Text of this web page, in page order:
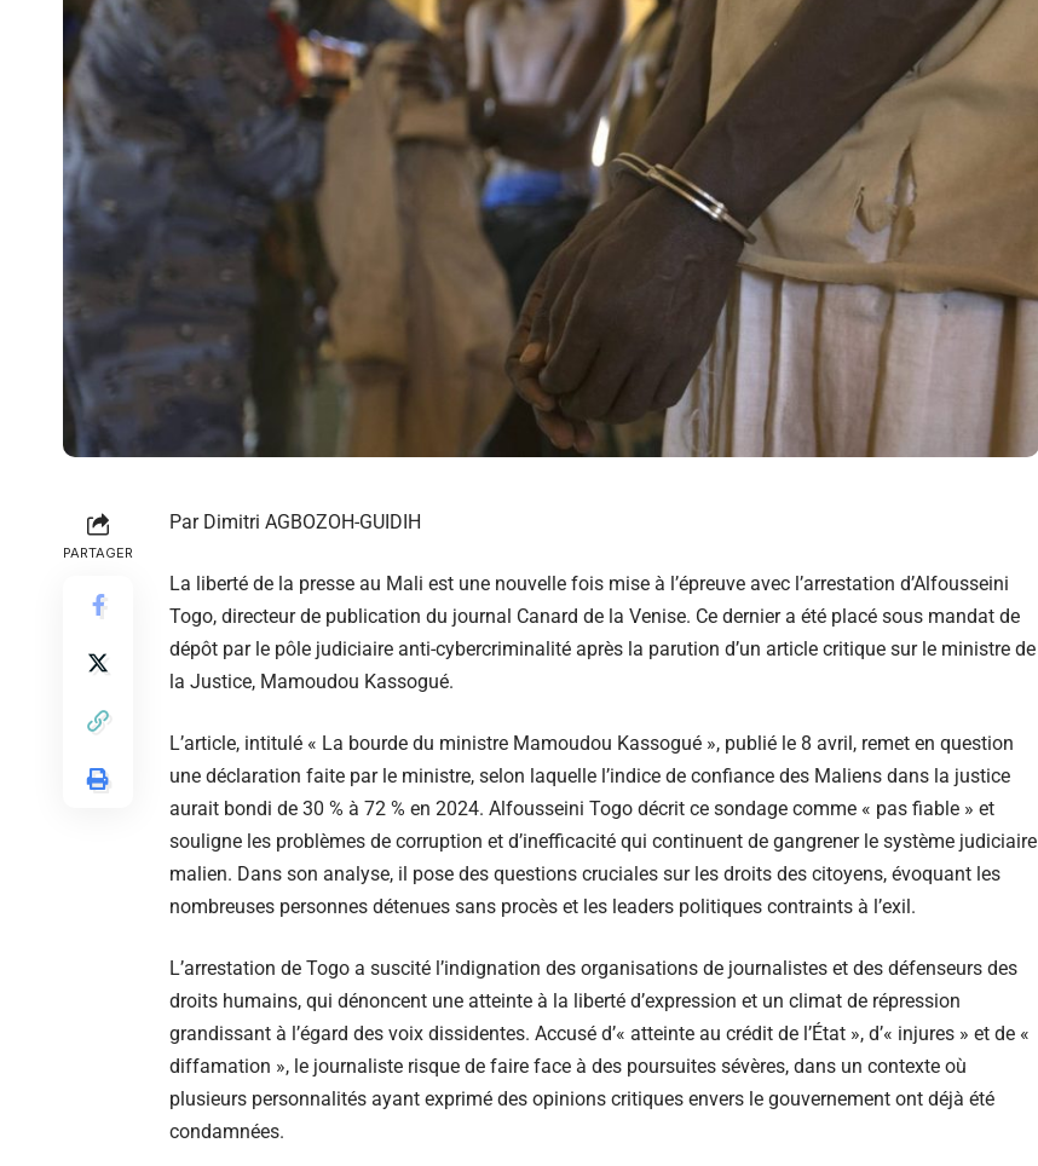
PARTAGER
Par Dimitri AGBOZOH-GUIDIH
La liberté de la presse au Mali est une nouvelle fois mise à l’épreuve avec l’arrestation d’Alfousseini
Togo, directeur de publication du journal Canard de la Venise. Ce dernier a été placé sous mandat de
dépôt par le pôle judiciaire anti-cybercriminalité après la parution d’un article critique sur le ministre de
la Justice, Mamoudou Kassogué.
L’article, intitulé « La bourde du ministre Mamoudou Kassogué », publié le 8 avril, remet en question
une déclaration faite par le ministre, selon laquelle l’indice de confiance des Maliens dans la justice
aurait bondi de 30 % à 72 % en 2024. Alfousseini Togo décrit ce sondage comme « pas fiable » et
souligne les problèmes de corruption et d’inefficacité qui continuent de gangrener le système judiciaire
malien. Dans son analyse, il pose des questions cruciales sur les droits des citoyens, évoquant les
nombreuses personnes détenues sans procès et les leaders politiques contraints à l’exil.
L’arrestation de Togo a suscité l’indignation des organisations de journalistes et des défenseurs des
droits humains, qui dénoncent une atteinte à la liberté d’expression et un climat de répression
grandissant à l’égard des voix dissidentes. Accusé d’« atteinte au crédit de l’État », d’« injures » et de «
diffamation », le journaliste risque de faire face à des poursuites sévères, dans un contexte où
plusieurs personnalités ayant exprimé des opinions critiques envers le gouvernement ont déjà été
condamnées.